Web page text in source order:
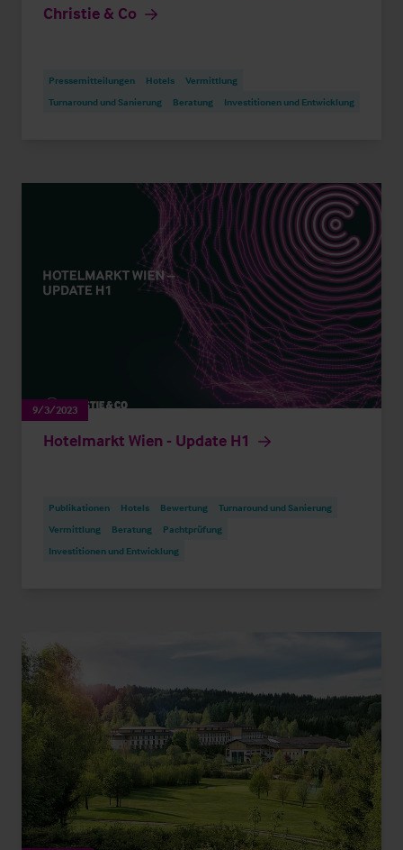
Christie & Co
Pressemitteilungen Hotels
Vermittlung
Turnaround und Sanierung
Beratung Investitionen und Entwicklung
9/3/2023
Hotelmarkt Wien - Update H1
Publikationen Hotels Bewertung
Turnaround und Sanierung
Vermittlung
Beratung
Pachtprüfung
Investitionen und Entwicklung